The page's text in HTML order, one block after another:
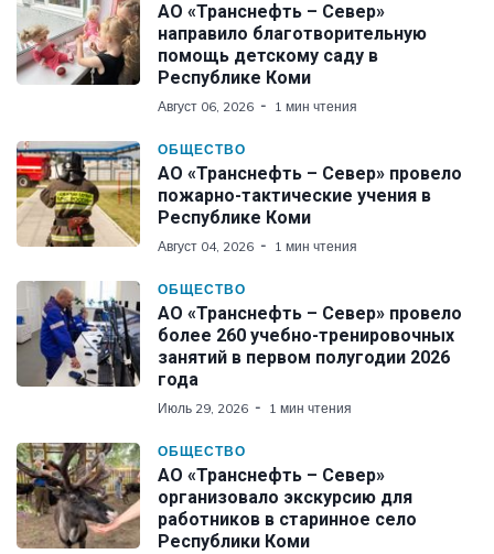
АО «Транснефть – Север»
направило благотворительную
помощь детскому саду в
Республике Коми
Август 06, 2026 1 мин чтения
ОБЩЕСТВО
АО «Транснефть – Север» провело
пожарно-тактические учения в
Республике Коми
Август 04, 2026 1 мин чтения
ОБЩЕСТВО
АО «Транснефть – Север» провело
более 260 учебно-тренировочных
занятий в первом полугодии 2026
года
Июль 29, 2026 1 мин чтения
ОБЩЕСТВО
АО «Транснефть – Север»
организовало экскурсию для
работников в старинное село
Республики Коми